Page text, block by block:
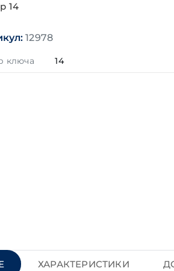
14
12978
ключа 14
ХАРАКТЕРИСТИКИ